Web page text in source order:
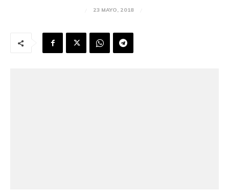
23 MAYO, 2018